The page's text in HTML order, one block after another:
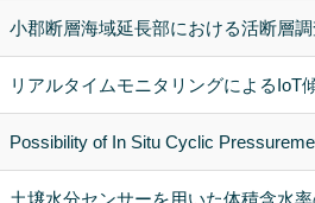
小郡断層海域延長部における活断層調
リアルタイムモニタリングによるIoT
Possibility of In Situ Cyclic
土壌水分センサーを用いた体積含水